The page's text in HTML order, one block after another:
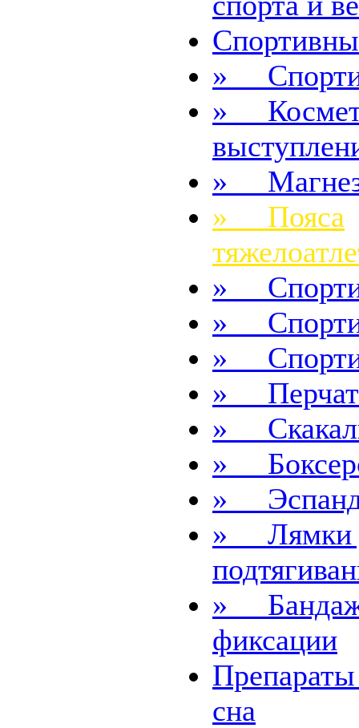
»
»
»
» Пояса
»
»
»
»
»
»
»
» Лямки
»
фиксации
сна